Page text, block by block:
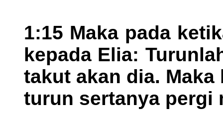
1:15 Maka pada
kepada Elia:
takut akan dia.
turun sertanya pergi